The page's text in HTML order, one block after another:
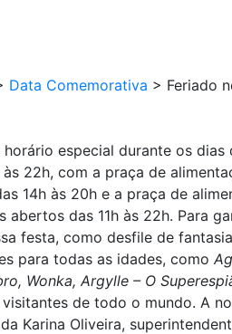
Data Comemorativa > Feriado
especial durante os
22h, com a praça de
14h às 20h e a praça de
abertos das 11h às 22h. Para
festa, como desfile de
para todas as idades, como
Wonka, Argylle – O
de todo o mundo. A
Karina Oliveira,